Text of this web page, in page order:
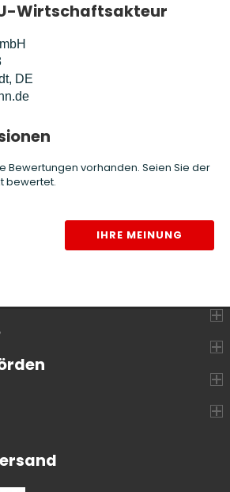
Wirtschaftsakteur
DE
Bewertungen vorhanden. Seien Sie der
bewertet.
IHRE MEINUNG